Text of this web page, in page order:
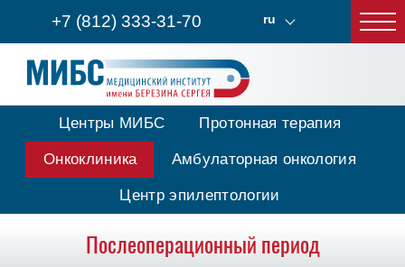
Центры МИБС Протонная терапия
Онкоклиника Амбулаторная онкология
Центр эпилептологии
+7 (812) 333-31-70 ru
Послеоперационный период